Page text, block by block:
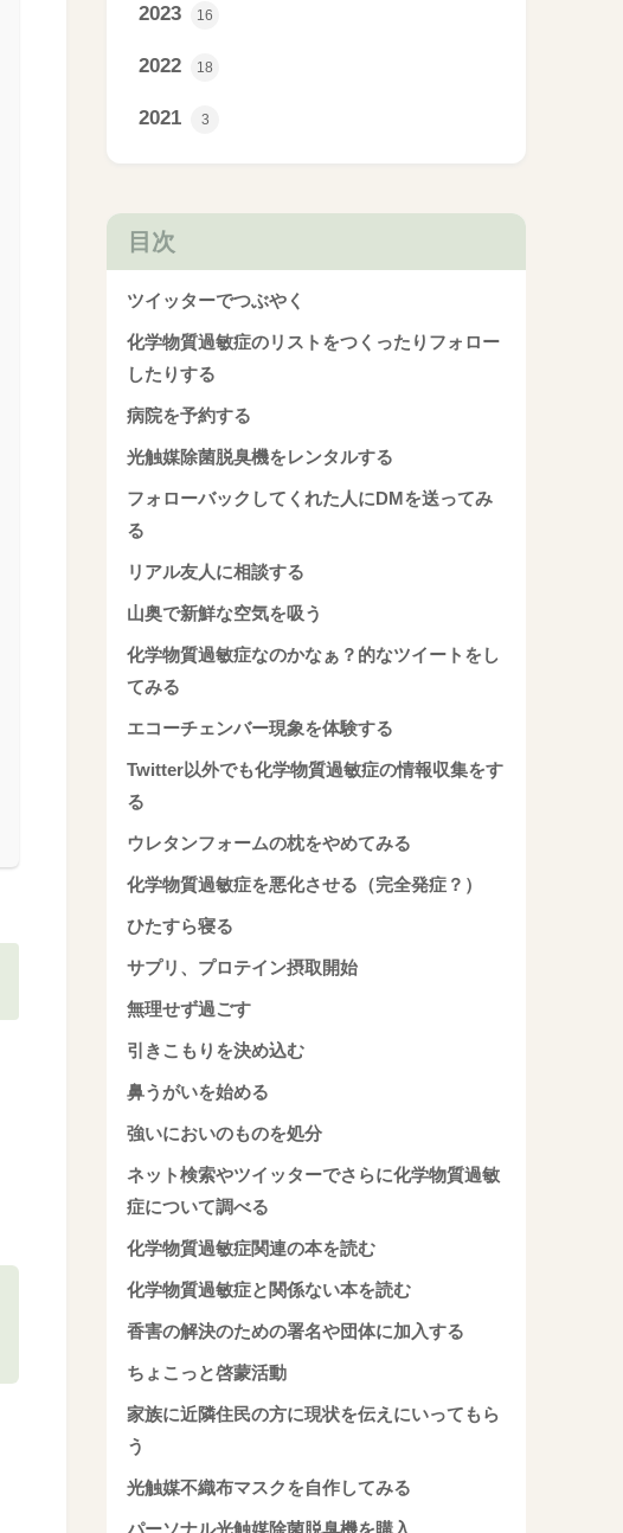
2023 16
2022 18
2021 3
目次
ツイッターでつぶやく
化学物質過敏症のリストをつくったりフォロー
したりする
病院を予約する
光触媒除菌脱臭機をレンタルする
フォローバックしてくれた人にDMを送ってみ
る
リアル友人に相談する
山奥で新鮮な空気を吸う
化学物質過敏症なのかなぁ？的なツイートをし
てみる
エコーチェンバー現象を体験する
Twitter以外でも化学物質過敏症の情報収集をす
る
ウレタンフォームの枕をやめてみる
化学物質過敏症を悪化させる（完全発症？）
ひたすら寝る
サプリ、プロテイン摂取開始
無理せず過ごす
引きこもりを決め込む
鼻うがいを始める
強いにおいのものを処分
ネット検索やツイッターでさらに化学物質過敏
症について調べる
化学物質過敏症関連の本を読む
化学物質過敏症と関係ない本を読む
香害の解決のための署名や団体に加入する
ちょこっと啓蒙活動
家族に近隣住民の方に現状を伝えにいってもら
う
光触媒不織布マスクを自作してみる
パーソナル光触媒除菌脱臭機を購入